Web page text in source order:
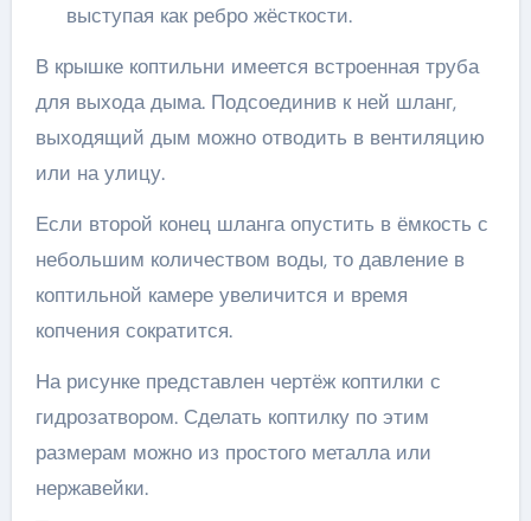
выступая как ребро жёсткости.
В крышке коптильни имеется встроенная труба
для выхода дыма. Подсоединив к ней шланг,
выходящий дым можно отводить в вентиляцию
или на улицу.
Если второй конец шланга опустить в ёмкость с
небольшим количеством воды, то давление в
коптильной камере увеличится и время
копчения сократится.
На рисунке представлен чертёж коптилки с
гидрозатвором. Сделать коптилку по этим
размерам можно из простого металла или
нержавейки.